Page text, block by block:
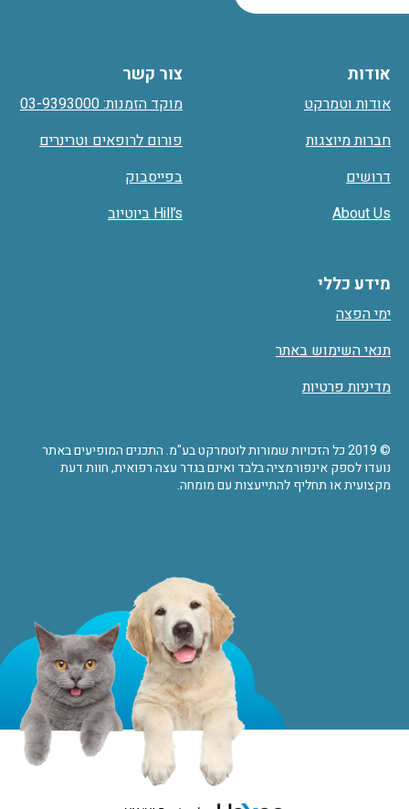
אודות
אודות וטמרקט
חברות מיוצגות
דרושים
About Us
מידע כללי
ימי הפצה
תנאי השימוש באתר
מדיניות פרטיות
צור קשר
מוקד הזמנות: 03-9393000
פורום לרופאים וטרינרים
בפייסבוק
Hill’s ביוטיוב
© 2019 כל הזכויות שמורות לוטמרקט בע"מ. התכנים המופיעים באתר
נועדו לספק אינפורמציה בלבד ואינם בגדר עצה רפואית, חוות דעת
מקצועית או תחליף להתייעצות עם מומחה.